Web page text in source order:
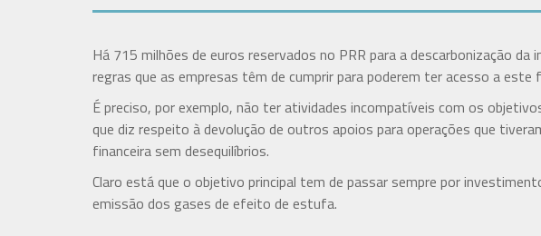
Há 715 milhões de euros reservados no PRR para a descarbonização da
regras que as empresas têm de cumprir para poderem ter acesso a este
É preciso, por exemplo, não ter atividades incompatíveis com os
que diz respeito à devolução de outros apoios para operações que
financeira sem desequilíbrios.
Claro está que o objetivo principal tem de passar sempre por
emissão dos gases de efeito de estufa.